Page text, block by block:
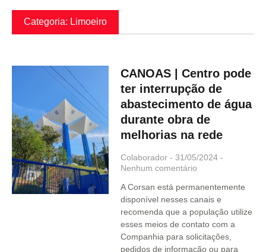
Categoria: Limoeiro
CANOAS | Centro pode
ter interrupção de
abastecimento de água
durante obra de
melhorias na rede
Colaborador 31/05/2024
Nenhum comentário
A Corsan está permanentemente
disponível nesses canais e
recomenda que a população utilize
esses meios de contato com a
Companhia para solicitações,
pedidos de informação ou para